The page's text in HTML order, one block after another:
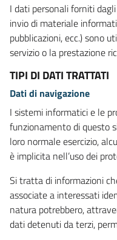
I dati personali forniti
invio di materiale
pubblicazioni, ecc.) sono
servizio o la prestazione
TIPI DI DATI TRATTATI
Dati di navigazione
I sistemi informatici e le
funzionamento di questo
loro normale esercizio,
è implicita nell’uso dei
Si tratta di informazioni
associate a interessati
natura potrebbero,
dati detenuti da terzi,